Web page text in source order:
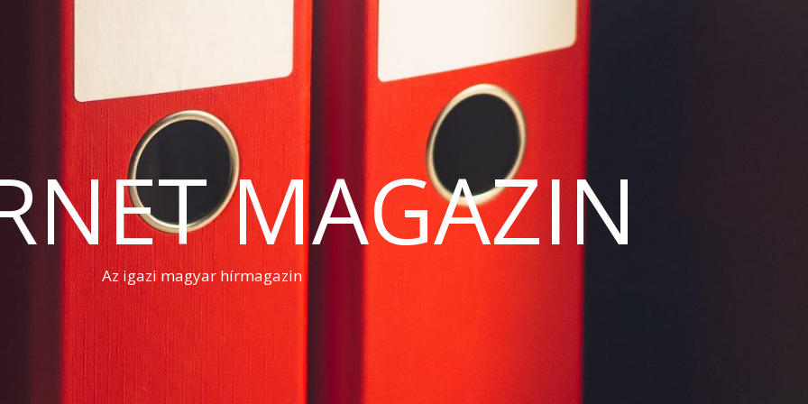
MAGAZIN
Az igazi magyar hírmagazin